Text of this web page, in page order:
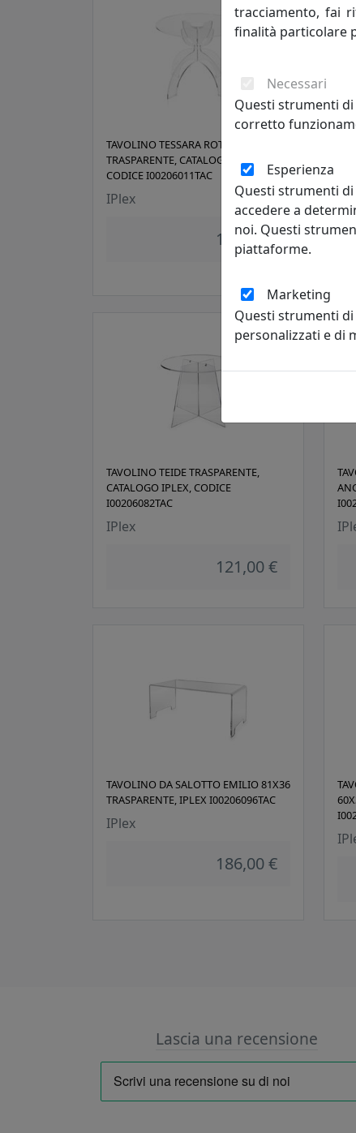
TAVOLINO TESSARA ROTONDO,
TRASPARENTE, CATALOGO IPLEX,
CODICE I00206011TAC
IPlex
149,00 €
TAVOLINO TEIDE TRASPARENTE,
CATALOGO IPLEX, CODICE
I00206082TAC
IPlex
121,00 €
TAVOLINO DA SALOTTO EMILIO 81X36
TRASPARENTE, IPLEX I00206096TAC
IPlex
186,00 €
Lascia una recensione
tracciamento, fai
finalità particolare
Necessari
Questi strumenti
corretto
Esperienza
Questi strumenti
accedere a
noi. Questi
piattaforme.
Marketing
Questi strumenti
personalizzati e di